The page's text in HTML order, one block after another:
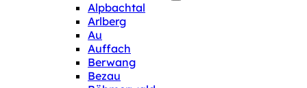
Alpbachtal
Arlberg
Au
Auffach
Berwang
Bezau